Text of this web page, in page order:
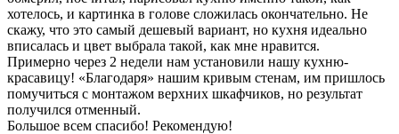
хотелось, и картинка в голове сложилась окончательно. Не
скажу, что это самый дешевый вариант, но кухня идеально
вписалась и цвет выбрала такой, как мне нравится.
Примерно через 2 недели нам установили нашу кухню-
красавицу! «Благодаря» нашим кривым стенам, им пришлось
помучиться с монтажом верхних шкафчиков, но результат
получился отменный.
Большое всем спасибо! Рекомендую!